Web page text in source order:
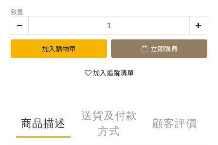
數量
加入購物車 立即購買
加入追蹤清單
商品描述
送貨及付款
方式
顧客評價